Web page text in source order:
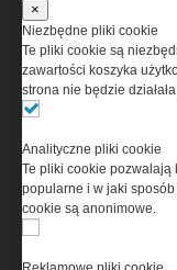
×
Niezbędne pliki cookie
Te pliki cookie są
zawartości koszyka
strona nie będzie
Analityczne pliki cookie
Te pliki cookie pozwalają
popularne i w jaki
cookie są anonimowe.